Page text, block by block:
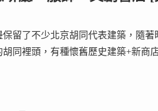
留了不少北京胡同代表建築，隨著
同裡頭，有種懷舊歷史建築+新商